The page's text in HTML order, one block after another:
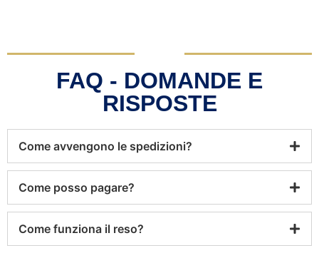
FAQ - DOMANDE E
RISPOSTE
Come avvengono le spedizioni?
Come posso pagare?
Come funziona il reso?